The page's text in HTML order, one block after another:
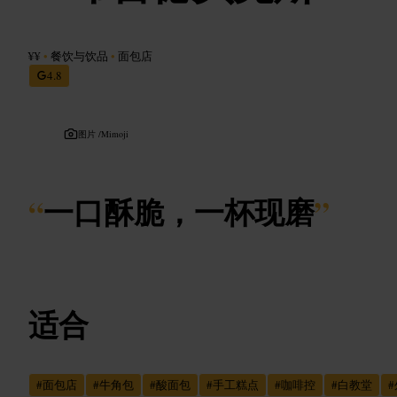
¥¥ • 餐饮与饮品 • 面包店
4.8
图片 /Mimoji
“一口酥脆，一杯现磨”
适合
#面包店 #牛角包 #酸面包 #手工糕点 #咖啡控 #白教堂 #